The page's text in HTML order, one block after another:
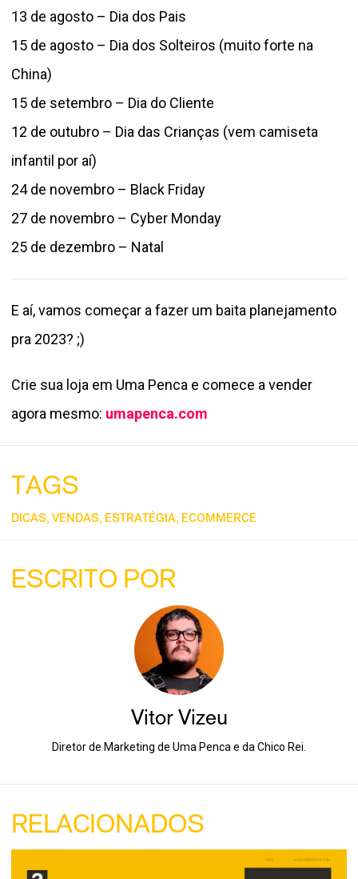
13 de agosto – Dia dos Pais
15 de agosto – Dia dos Solteiros (muito forte na
China)
15 de setembro – Dia do Cliente
12 de outubro – Dia das Crianças (vem camiseta
infantil por aí)
24 de novembro – Black Friday
27 de novembro – Cyber Monday
25 de dezembro – Natal
E aí, vamos começar a fazer um baita planejamento
pra 2023? ;)
Crie sua loja em Uma Penca e comece a vender
agora mesmo: umapenca.com
TAGS
DICAS, VENDAS, ESTRATÉGIA, ECOMMERCE
ESCRITO POR
Vitor Vizeu
Diretor de Marketing de Uma Penca e da Chico Rei.
RELACIONADOS